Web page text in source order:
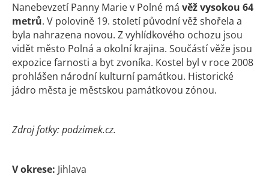
Nanebevzetí Panny Marie v Polné má věž vysokou 64
metrů. V polovině 19. století původní věž shořela a
byla nahrazena novou. Z vyhlídkového ochozu jsou
vidět město Polná a okolní krajina. Součástí věže jsou
expozice farnosti a byt zvoníka. Kostel byl v roce 2008
prohlášen národní kulturní památkou. Historické
jádro města je městskou památkovou zónou.
Zdroj fotky: podzimek.cz.
V okrese: Jihlava